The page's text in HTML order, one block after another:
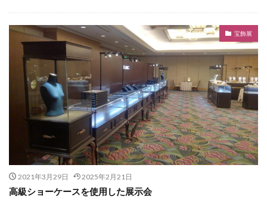
宝飾展
2021年3月29日 2025年2月21日
高級ショーケースを使用した展示会